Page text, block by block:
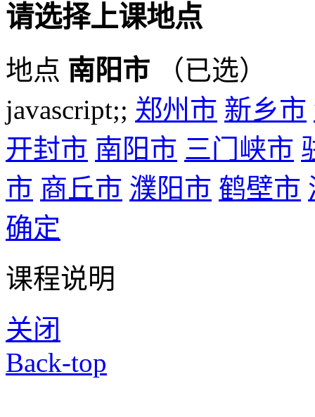
请选择上课地点
地点 南阳市 （已选）
javascript;; 郑州市 新乡市
开封市 南阳市 三门峡市
市 商丘市 濮阳市 鹤壁市
确定
课程说明
关闭
Back-top